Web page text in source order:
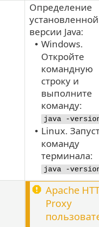
Определение
установленной
версии Java:
• Windows.
Откройте
командную
строку и
выполните
команду:
java -
• Linux.
команду
терминала:
java -
Apache
Proxy